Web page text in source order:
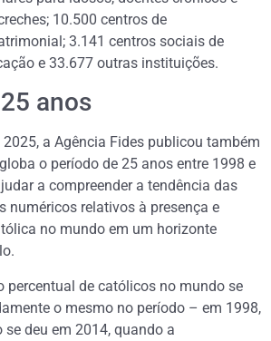
10.500 centros de
3.141 centros sociais de
e 33.677 outras instituições.
anos
a Agência Fides publicou também
o período de 25 anos entre 1998 e
a compreender a tendência das
numéricos relativos à presença e
no mundo em um horizonte
percentual de católicos no mundo se
o mesmo no período – em 1998,
se deu em 2014, quando a